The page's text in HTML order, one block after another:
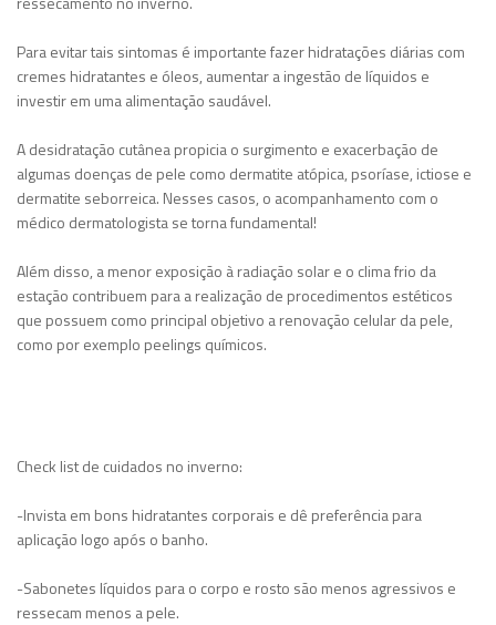
Para evitar tais sintomas é importante fazer hidratações diárias com
cremes hidratantes e óleos, aumentar a ingestão de líquidos e
investir em uma alimentação saudável.
A desidratação cutânea propicia o surgimento e exacerbação de
algumas doenças de pele como dermatite atópica, psoríase, ictiose e
dermatite seborreica. Nesses casos, o acompanhamento com o
médico dermatologista se torna fundamental!
Além disso, a menor exposição à radiação solar e o clima frio da
estação contribuem para a realização de procedimentos estéticos
que possuem como principal objetivo a renovação celular da pele,
como por exemplo peelings químicos.
Check list de cuidados no inverno:
-Invista em bons hidratantes corporais e dê preferência para
aplicação logo após o banho.
-Sabonetes líquidos para o corpo e rosto são menos agressivos e
ressecam menos a pele.